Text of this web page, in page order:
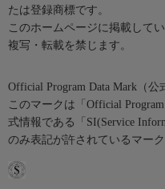
たは登録商標です。
このホームページに掲載して
複写・転載を禁じます。
Official Program Data Mark（公
このマークは「Official
式情報である「SI(Service
のみ表記が許されているマーク